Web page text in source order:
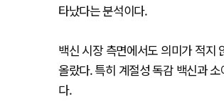
타났다는 분석이다.
백신 시장 측면에서도 의미가 적지
올랐다. 특히 계절성 독감 백신과
다.